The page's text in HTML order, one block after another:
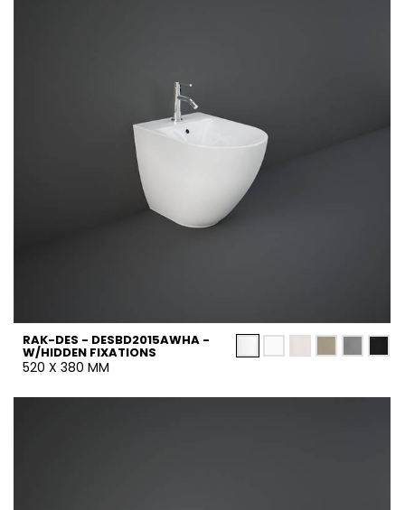
RAK-DES - DESBD2015AWHA -
W/HIDDEN FIXATIONS
520 X 380 MM